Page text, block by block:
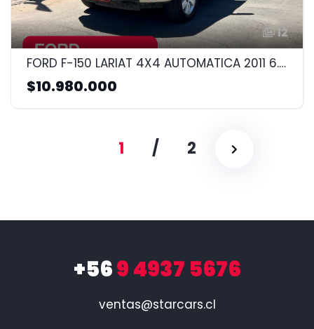
12
FORD F-150 LARIAT 4X4 AUTOMATICA 2011 6.4CC
$10.980.000
1 / 2
+569 4937 5676
ventas@starcars.cl